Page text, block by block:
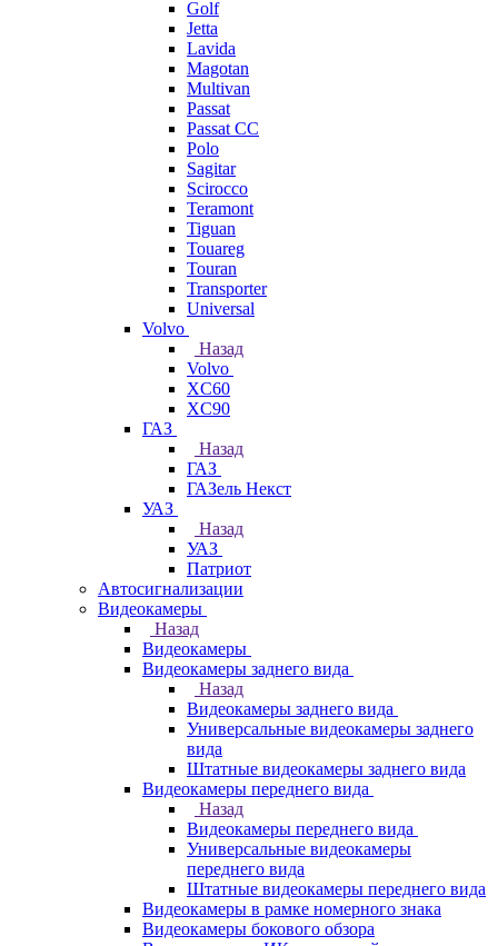
Golf
Jetta
Lavida
Magotan
Multivan
Passat
Passat CC
Polo
Sagitar
Scirocco
Teramont
Tiguan
Touareg
Touran
Transporter
Universal
Volvo
Назад
Volvo
XC60
XC90
ГАЗ
Назад
ГАЗ
ГАЗель Некст
УАЗ
Назад
УАЗ
Патриот
Автосигнализации
Видеокамеры
Назад
Видеокамеры
Видеокамеры заднего вида
Назад
Видеокамеры заднего вида
Универсальные видеокамеры заднего
вида
Штатные видеокамеры заднего вида
Видеокамеры переднего вида
Назад
Видеокамеры переднего вида
Универсальные видеокамеры
переднего вида
Штатные видеокамеры переднего вида
Видеокамеры в рамке номерного знака
Видеокамеры бокового обзора